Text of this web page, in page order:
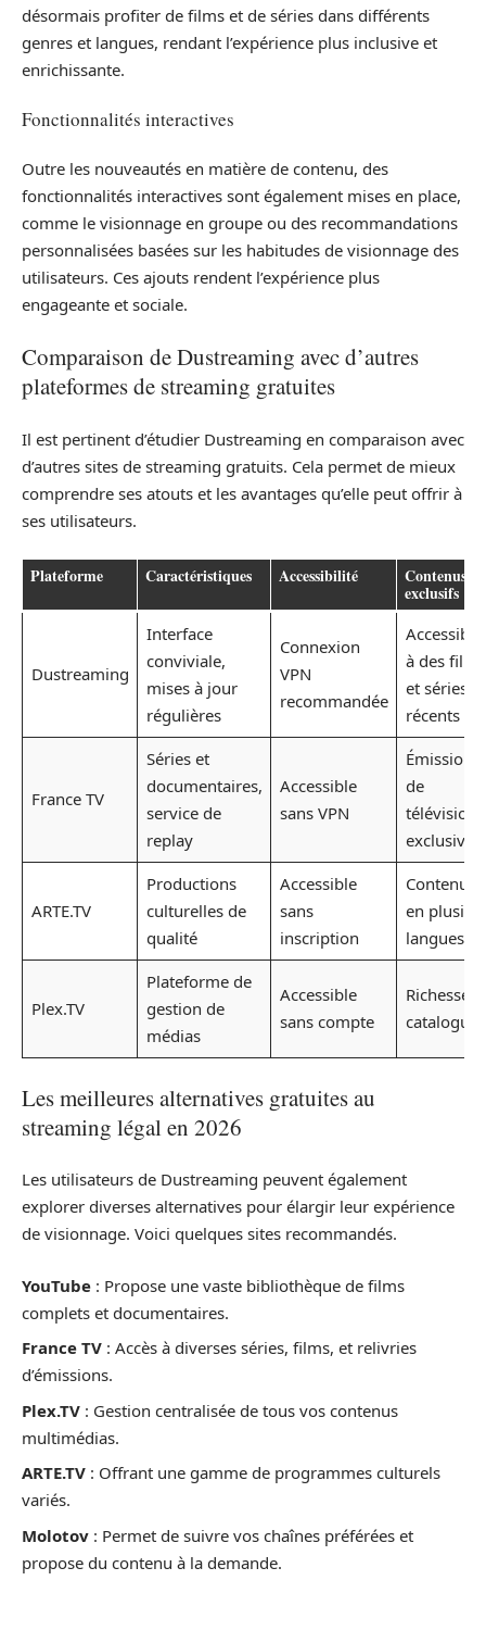
désormais profiter de films et de séries dans différents
genres et langues, rendant l’expérience plus inclusive et
enrichissante.
Fonctionnalités interactives
Outre les nouveautés en matière de contenu, des
fonctionnalités interactives sont également mises en place,
comme le visionnage en groupe ou des recommandations
personnalisées basées sur les habitudes de visionnage des
utilisateurs. Ces ajouts rendent l’expérience plus
engageante et sociale.
Comparaison de Dustreaming avec d’autres
plateformes de streaming gratuites
Il est pertinent d’étudier Dustreaming en comparaison avec
d’autres sites de streaming gratuits. Cela permet de mieux
comprendre ses atouts et les avantages qu’elle peut offrir à
ses utilisateurs.
Plateforme Caractéristiques Accessibilité Contenus
exclusifs
Dustreaming
Interface
conviviale,
mises à jour
régulières
Connexion
VPN
recommandée
à des films
et séries
récents
France TV
Séries et
documentaires,
service de
replay
Accessible
sans VPN
Émissions
de
télévision
exclusives
ARTE.TV
Productions
culturelles de
qualité
Accessible
sans
inscription
Contenus
en
langues
Plex.TV
Plateforme de
gestion de
médias
Accessible
sans compte
Richesse
catalogues
Les meilleures alternatives gratuites au
streaming légal en 2026
Les utilisateurs de Dustreaming peuvent également
explorer diverses alternatives pour élargir leur expérience
de visionnage. Voici quelques sites recommandés.
YouTube : Propose une vaste bibliothèque de films
complets et documentaires.
France TV : Accès à diverses séries, films, et relivries
d’émissions.
Plex.TV : Gestion centralisée de tous vos contenus
multimédias.
ARTE.TV : Offrant une gamme de programmes culturels
variés.
Molotov : Permet de suivre vos chaînes préférées et
propose du contenu à la demande.